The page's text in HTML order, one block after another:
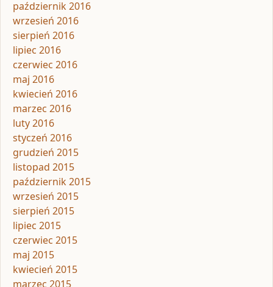
październik 2016
wrzesień 2016
sierpień 2016
lipiec 2016
czerwiec 2016
maj 2016
kwiecień 2016
marzec 2016
luty 2016
styczeń 2016
grudzień 2015
listopad 2015
październik 2015
wrzesień 2015
sierpień 2015
lipiec 2015
czerwiec 2015
maj 2015
kwiecień 2015
marzec 2015